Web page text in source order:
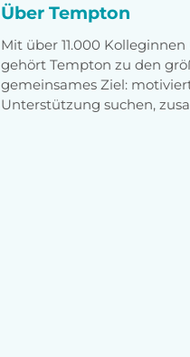
Über Tempton
Mit über 11.000
gehört Tempton zu den
gemeinsames Ziel:
Unterstützung suchen,